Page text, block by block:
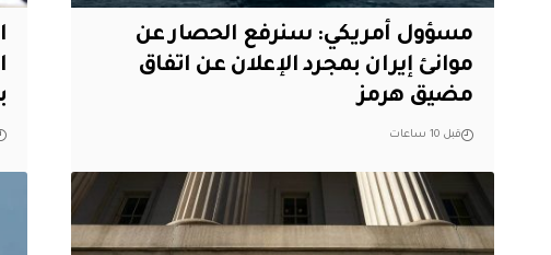
مسؤول أمريكي: سنرفع الحصار عن
موانئ إيران بمجرد الإعلان عن اتفاق
مضيق هرمز
قبل 10 ساعات